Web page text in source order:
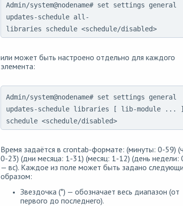
Admin/system@nodename# set settings general
updates-schedule all-
libraries schedule <schedule/disabled>
или может быть настроено отдельно для каждого
элемента:
Admin/system@nodename# set settings general
updates-schedule libraries [ lib-module ... ]
schedule <schedule/disabled>
Время задаётся в crontab-формате: (минуты: 0-59)
0-23) (дни месяца: 1-31) (месяц: 1-12) (день недели:
— вс). Каждое из поле может быть задано
образом:
Звездочка (*) — обозначает весь диапазон (от
первого до последнего).